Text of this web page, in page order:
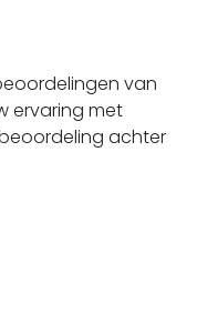
van
ervaring met
achter